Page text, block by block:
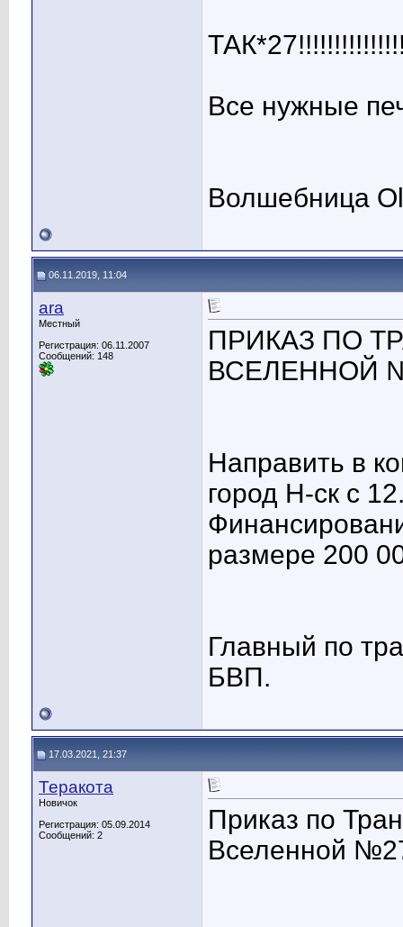
Все нужные
Волшебница
06.11.2019, 11:04
ara
Местный
Регистрация: 06.11.2007
Сообщений: 148
ПРИКАЗ ПО
ВСЕЛЕННОЙ
Направить в
город Н-ск с
размере 200
Главный по
БВП.
17.03.2021, 21:37
Теракота
Новичок
Регистрация: 05.09.2014
Сообщений: 2
Приказ по
Вселенной